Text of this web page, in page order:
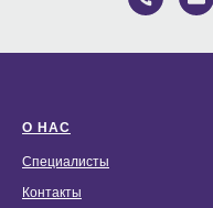
О НАС
Специалисты
Контакты